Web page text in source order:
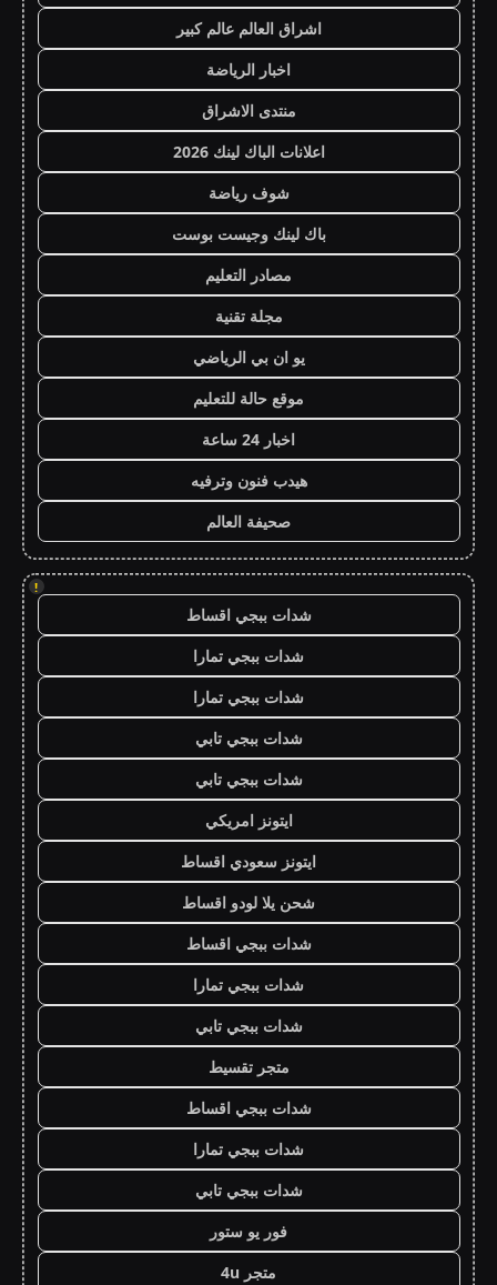
اشراق العالم عالم كبير
اخبار الرياضة
منتدى الاشراق
اعلانات الباك لينك 2026
شوف رياضة
باك لينك وجيست بوست
مصادر التعليم
مجلة تقنية
يو ان بي الرياضي
موقع حالة للتعليم
اخبار 24 ساعة
هيدب فنون وترفيه
صحيفة العالم
!
شدات ببجي اقساط
شدات ببجي تمارا
شدات ببجي تمارا
شدات ببجي تابي
شدات ببجي تابي
ايتونز امريكي
ايتونز سعودي اقساط
شحن يلا لودو اقساط
شدات ببجي اقساط
شدات ببجي تمارا
شدات ببجي تابي
متجر تقسيط
شدات ببجي اقساط
شدات ببجي تمارا
شدات ببجي تابي
فور يو ستور
متجر 4u